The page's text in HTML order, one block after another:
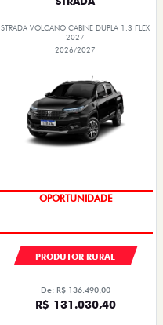
STRADA VOLCANO CABINE DUPLA 1.3 FLEX
2027
2026/2027
PREÇOS REDUZIDOS
PRODUTOR RURAL
De: R$ 136.490,00
R$ 131.030,40